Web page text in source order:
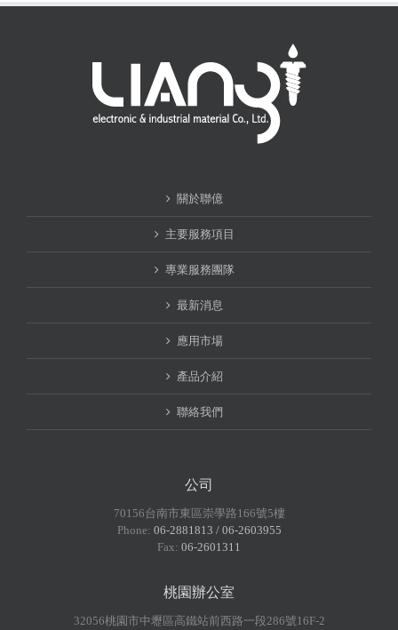
關於聯億
主要服務項目
專業服務團隊
最新消息
應用市場
產品介紹
聯絡我們
公司
70156台南市東區崇學路166號5樓
Phone: 06-2881813 / 06-2603955
Fax: 06-2601311
桃園辦公室
32056桃園市中壢區高鐵站前西路一段286號16F-2